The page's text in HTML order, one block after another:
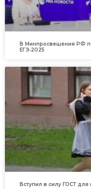
В Минпросвещения РФ
ЕГЭ‑2025
Вступил в силу ГОСТ